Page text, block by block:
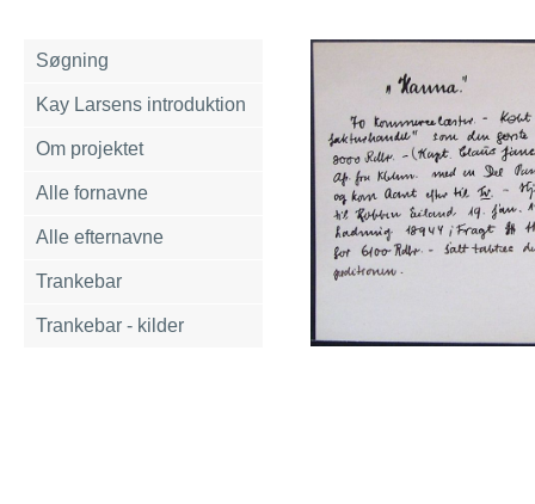
Søgning
Kay Larsens introduktion
Om projektet
Alle fornavne
Alle efternavne
Trankebar
Trankebar - kilder